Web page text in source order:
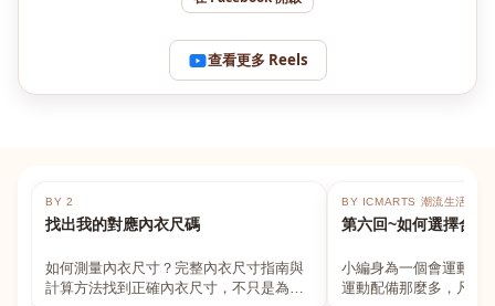
查看更多 Reels
BY 2
找出我的對應內衣尺碼
如何測量內衣尺寸？完整內衣尺寸指南與
計算方法找到正確內衣尺寸，不只是為了
BY ICMARTS 潮流生活百貨
第六回~如何選擇合適
小編身為一個會運動的
運動配備那麼多，凡舉